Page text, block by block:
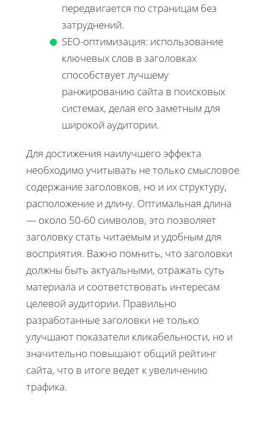
передвигается по страницам без
затруднений.
SEO-оптимизация: использование
ключевых слов в заголовках
способствует лучшему
ранжированию сайта в поисковых
системах, делая его заметным для
широкой аудитории.
Для достижения наилучшего эффекта
необходимо учитывать не только смысловое
содержание заголовков, но и их структуру,
расположение и длину. Оптимальная длина
— около 50-60 символов, это позволяет
заголовку стать читаемым и удобным для
восприятия. Важно помнить, что заголовки
должны быть актуальными, отражать суть
материала и соответствовать интересам
целевой аудитории. Правильно
разработанные заголовки не только
улучшают показатели кликабельности, но и
значительно повышают общий рейтинг
сайта, что в итоге ведет к увеличению
трафика.